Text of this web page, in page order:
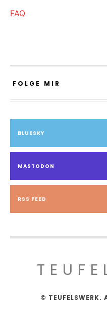
FAQ
FOLGE MIR
BLUESKY
MASTODON
RSS FEED
© TEUFELSWERK.